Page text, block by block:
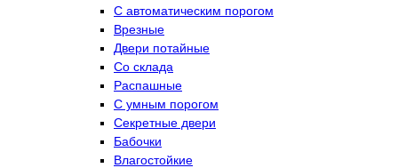
С автоматическим порогом
Врезные
Двери потайные
Со склада
Распашные
С умным порогом
Секретные двери
Бабочки
Влагостойкие